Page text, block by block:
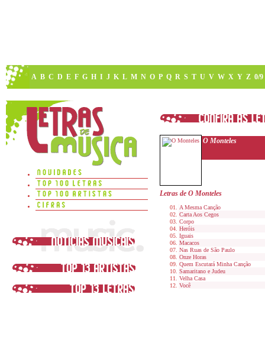
A B C D E F G H I J K L M N O P Q R S T U V W X Y Z 0/9
O Monteles
Letras de O Monteles
A Mesma Canção
Carta Aos Cegos
Corpo
Heróis
Iguais
Macacos
Nas Ruas de São Paulo
Onze Horas
Quem Escutará Minha Canção
Samaritano e Judeu
Velha Casa
Você